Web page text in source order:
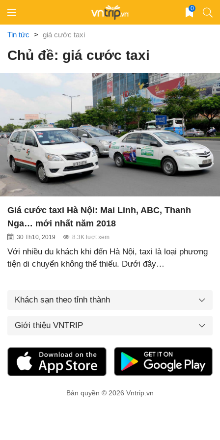
content
0
Tin tức > giá cước taxi
Chủ đề: giá cước taxi
Giá cước taxi Hà Nội: Mai Linh, ABC, Thanh
Nga… mới nhất năm 2018
30 Th10, 2019 8.3K lượt xem
Với nhiều du khách khi đến Hà Nội, taxi là loại phương
tiện di chuyển không thể thiếu. Dưới đây…
Khách sạn theo tỉnh thành
Giới thiệu VNTRIP
Bản quyền © 2026 Vntrip.vn